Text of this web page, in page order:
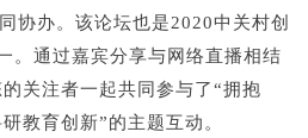
协办。该论坛也是2020中关村创
。通过嘉宾分享与网络直播相结
关注者一起共同参与了“拥抱
教育创新”的主题互动。